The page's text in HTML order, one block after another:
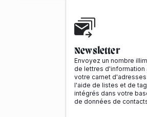
Newsletter
Envoyez un nombre
de lettres d'information
votre carnet d'adresses
l'aide de listes et de
intégrés dans votre
de données de